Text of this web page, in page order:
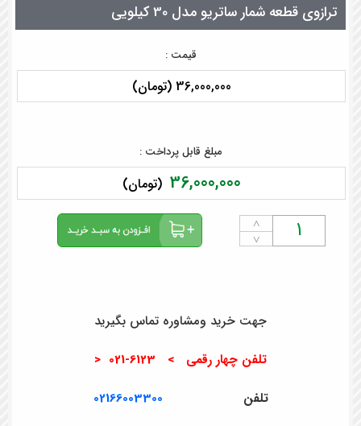
ترازوی قطعه شمار ساتریو مدل 30 کیلویی
قیمت :
36,000,000 (تومان)
مبلغ قابل پرداخت :
36,000,000 (تومان)
˄
˅
جهت خرید ومشاوره تماس بگیرید
تلفن چهار رقمی > 6123-021 <
تلفن 02166003300